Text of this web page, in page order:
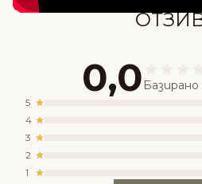
0,0
5
4
3
2
1